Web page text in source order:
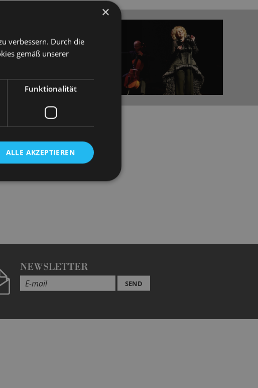
NEWSLETTER
SEND
×
verbessern. Durch die
gemäß unserer
Funktionalität
ALLE AKZEPTIEREN